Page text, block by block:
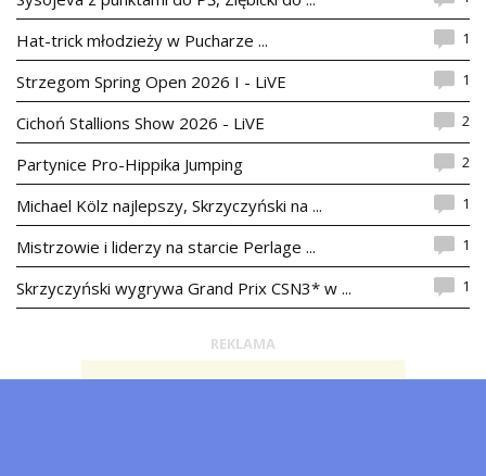
Hat-trick młodzieży w Pucharze ... 1
Strzegom Spring Open 2026 I - LiVE 1
Cichoń Stallions Show 2026 - LiVE 2
Partynice Pro-Hippika Jumping 2
Michael Kölz najlepszy, Skrzyczyński na ... 1
Mistrzowie i liderzy na starcie Perlage ... 1
Skrzyczyński wygrywa Grand Prix CSN3* w ... 1
REKLAMA